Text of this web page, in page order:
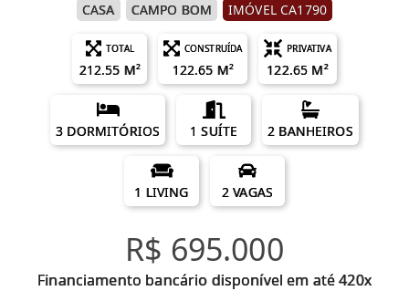
CASA CAMPO BOM IMÓVEL CA1790
TOTAL
212.55 M²
CONSTRUÍDA
122.65 M²
PRIVATIVA
122.65 M²
3 DORMITÓRIOS 1 SUÍTE 2 BANHEIROS
1 LIVING 2 VAGAS
R$ 695.000
Financiamento bancário disponível em até 420x